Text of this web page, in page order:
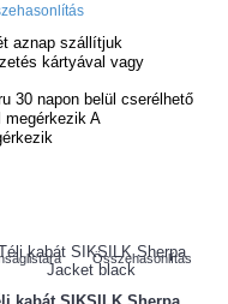
aznap szállítjuk
kártyával vagy
30 napon belül cserélhető
A
Összehasonlítás